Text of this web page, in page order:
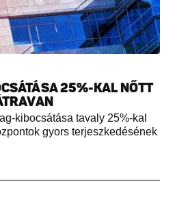
25%-KAL NŐTT
kibocsátása tavaly 25%-kal
gyors terjeszkedésének